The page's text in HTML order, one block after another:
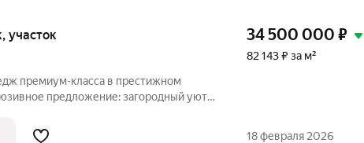
участок
премиум-класса в престижном
предложение: загородный уют
расположение на Харьковской
34 500 000 ₽
82 143 ₽ за м²
18 февраля 2026